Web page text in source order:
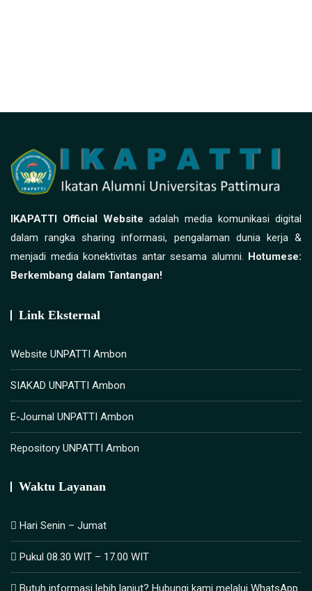
IKAPATTI Official Website adalah media komunikasi digital
dalam rangka sharing informasi, pengalaman dunia kerja &
menjadi media konektivitas antar sesama alumni. Hotumese:
Berkembang dalam Tantangan!
Link Eksternal
Website UNPATTI Ambon
SIAKAD UNPATTI Ambon
E-Journal UNPATTI Ambon
Repository UNPATTI Ambon
Waktu Layanan
Hari Senin – Jumat
Pukul 08.30 WIT – 17.00 WIT
Butuh informasi lebih lanjut? Hubungi kami melalui WhatsApp